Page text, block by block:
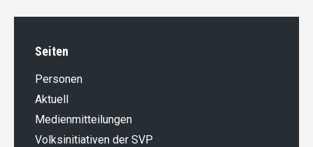
Seiten
Personen
Aktuell
Medienmitteilungen
Volksinitiativen der SVP